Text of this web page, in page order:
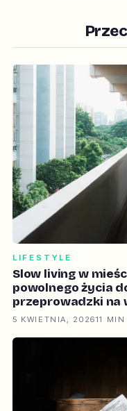
LIFESTYLE
Slow living w
powolnego życia
przeprowadzki na
5 KWIETNIA, 202611 MIN